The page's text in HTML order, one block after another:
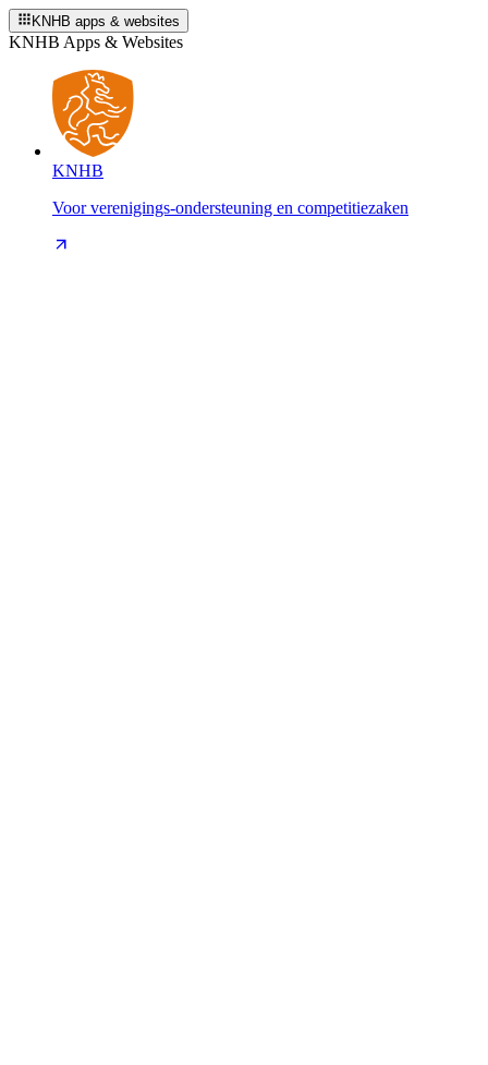
KNHB apps & websites
KNHB Apps & Websites
KNHB
Voor verenigings-ondersteuning en competitiezaken